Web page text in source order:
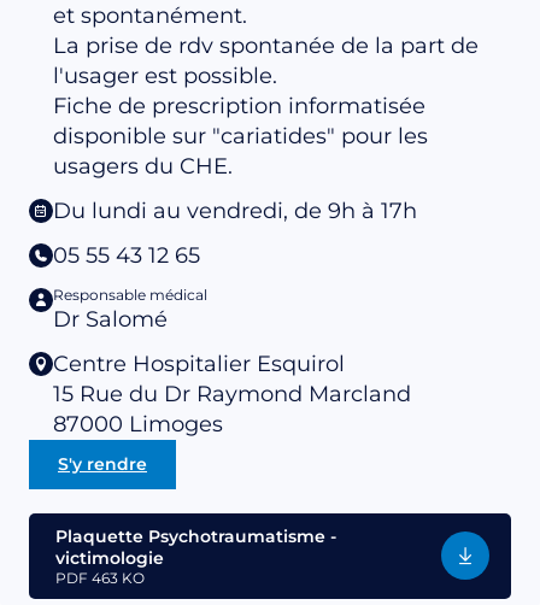
et spontanément.
La prise de rdv spontanée de la part de
l'usager est possible.
Fiche de prescription informatisée
disponible sur "cariatides" pour les
usagers du CHE.
Du lundi au vendredi, de 9h à 17h
05 55 43 12 65
Responsable médical
Dr Salomé
Centre Hospitalier Esquirol
15 Rue du Dr Raymond Marcland
87000 Limoges
S'y rendre
Plaquette Psychotraumatisme -
victimologie
PDF 463 KO